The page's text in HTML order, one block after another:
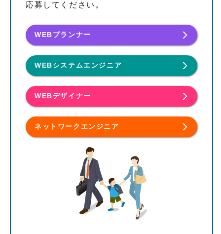
応募してください。
WEBプランナー
WEBシステムエンジニア
WEBデザイナー
ネットワークエンジニア